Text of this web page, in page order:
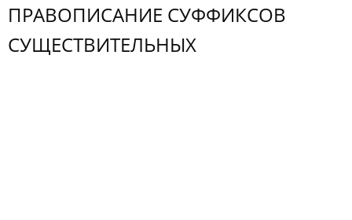
ПРАВОПИСАНИЕ СУФФИКСОВ
СУЩЕСТВИТЕЛЬНЫХ